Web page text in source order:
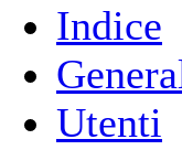
Indice
Utenti